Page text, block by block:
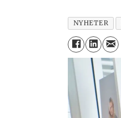
NYHETER